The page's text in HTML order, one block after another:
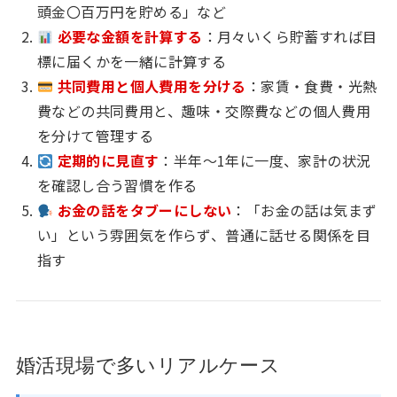
頭金〇百万円を貯める」など
必要な金額を計算する ：月々いくら貯蓄すれば目
標に届くかを一緒に計算する
共同費用と個人費用を分ける ：家賃・食費・光熱
費などの共同費用と、趣味・交際費などの個人費用
を分けて管理する
定期的に見直す ：半年〜1年に一度、家計の状況
を確認し合う習慣を作る
お金の話をタブーにしない ：「お金の話は気まず
い」という雰囲気を作らず、普通に話せる関係を目
指す
婚活現場で多いリアルケース